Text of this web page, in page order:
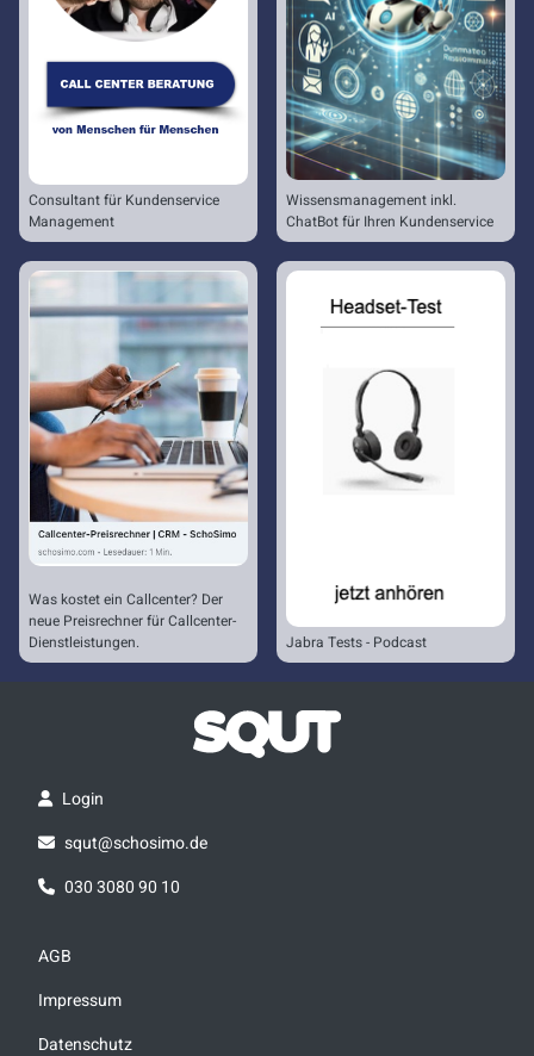
Consultant für Kundenservice
Management
Wissensmanagement inkl.
ChatBot für Ihren Kundenservice
Was kostet ein Callcenter? Der
neue Preisrechner für Callcenter-
Dienstleistungen.
Jabra Tests - Podcast
Login
squt@schosimo.de
030 3080 90 10
AGB
Impressum
Datenschutz